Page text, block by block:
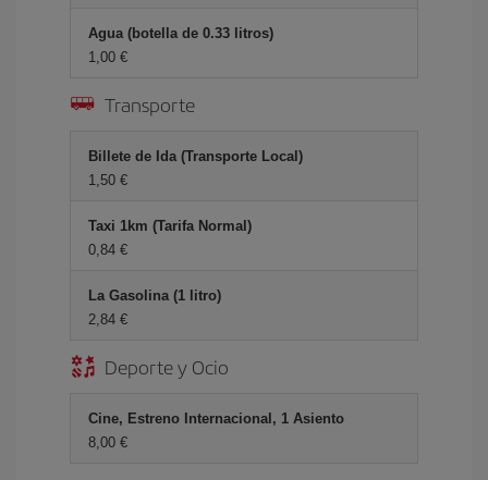
Agua (botella de 0.33 litros)
1,00 €
Transporte
Billete de Ida (Transporte Local)
1,50 €
Taxi 1km (Tarifa Normal)
0,84 €
La Gasolina (1 litro)
2,84 €
Deporte y Ocio
Cine, Estreno Internacional, 1 Asiento
8,00 €